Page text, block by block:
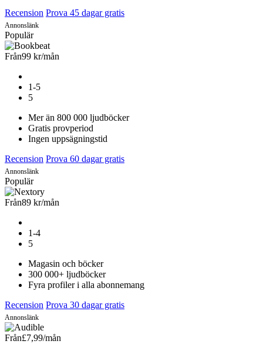
Recension Prova 45 dagar gratis
Annonslänk
Populär
Från99 kr/mån
1-5
5
Mer än 800 000 ljudböcker
Gratis provperiod
Ingen uppsägningstid
Recension Prova 60 dagar gratis
Annonslänk
Populär
Från89 kr/mån
1-4
5
Magasin och böcker
300 000+ ljudböcker
Fyra profiler i alla abonnemang
Recension Prova 30 dagar gratis
Annonslänk
Från£7,99/mån